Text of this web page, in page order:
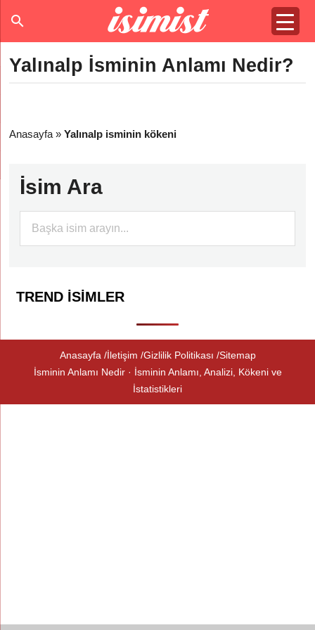
Yalınalp İsminin Anlamı Nedir?
Anasayfa »Yalınalp isminin kökeni
İsim Ara
TREND İSIMLER
Anasayfa İletişim Gizlilik Politikası Sitemap
İsminin Anlamı Nedir · İsminin Anlamı, Analizi, Kökeni ve
İstatistikleri